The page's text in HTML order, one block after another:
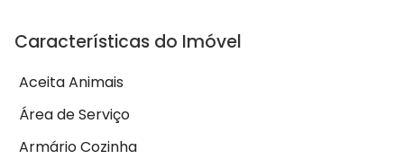
Características do Imóvel
Aceita Animais
Área de Serviço
Armário Cozinha